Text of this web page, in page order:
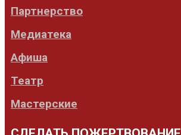
Партнерство
Медиатека
Афиша
Театр
Мастерские